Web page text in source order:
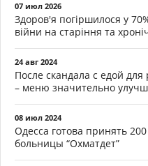
07 июл 2026
Здоров'я погіршилося у
війни на старіння та
24 авг 2024
После скандала с едой
– меню значительно
08 июл 2024
Одесса готова принять
больницы “Охматдет”